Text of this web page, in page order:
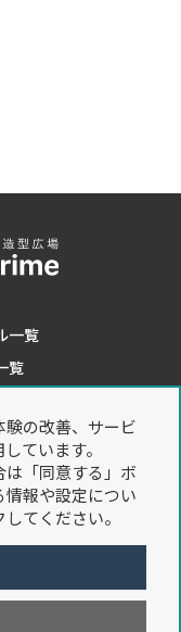
験の改善、サービ
ています。
は「同意する」ボ
情報や設定につい
てください。
一覧
覧
ーポリシー
取り扱いについて